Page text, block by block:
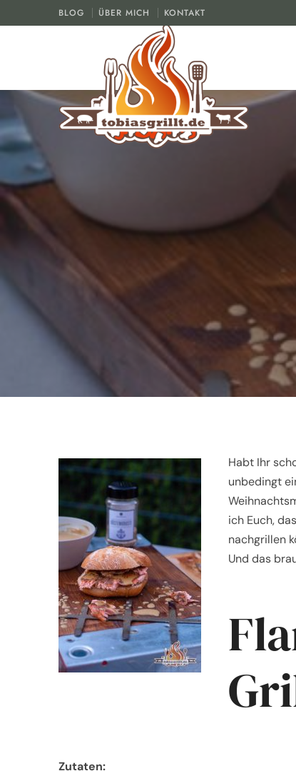
BLOG ÜBER MICH KONTAKT
tobiasgrillt.de
Habt Ihr
unbedingt
ich Euch,
nachgrillen
Und das
Zutaten: